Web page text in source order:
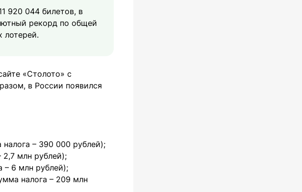
920 044 билетов, в
рекорд по общей
лотерей.
«Столото» с
в России появился
– 390 000 рублей);
2,7 млн рублей);
– 6 млн рублей);
налога – 209 млн